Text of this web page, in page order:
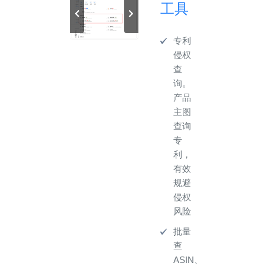
工具
专利
侵权
查
询。
产品
主图
查询
专
利，
有效
规避
侵权
风险
批量
查
ASIN、